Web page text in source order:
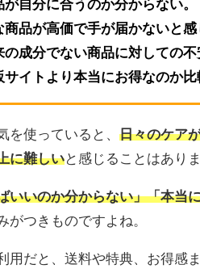
が自分に合うのか分からない。
商品が高価で手が届かないと感
の成分でない商品に対しての不
サイトより本当にお得なのか
を使っていると、 日々のケア
に難しいと感じることはあり
いいのか分からない」「本当
がつきものですよね。
用だと、送料や特典、お得感